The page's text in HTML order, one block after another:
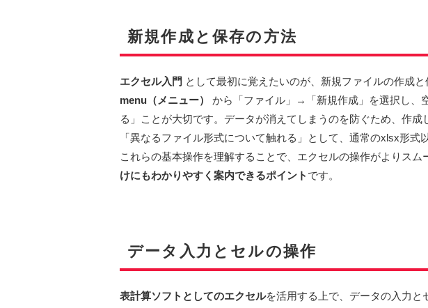
新規作成と保存の方法
エクセル入門 として最初に覚えたいのが、新規ファイルの作成
menu（メニュー）
から「ファイル」→「新規作成」を選択し、
る」ことが大切です。データが消えてしまうのを防ぐため、作
「異なるファイル形式について触れる」として、通常のxlsx形
これらの基本操作を理解することで、エクセルの操作がよりス
けにもわかりやすく案内できるポイント です。
データ入力とセルの操作
表計算ソフトとしてのエクセルを活用する上で、データの入力と